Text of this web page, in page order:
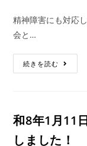
精神障害にも対応
会と…
続きを読む
和8年1月11
しました！